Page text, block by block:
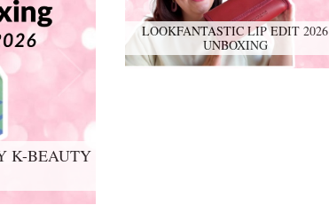
LOOKFANTASTIC LIP EDIT 2026
UNBOXING
K-BEAUTY